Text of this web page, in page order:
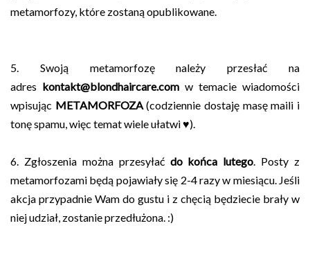
metamorfozy, które zostaną opublikowane.
5. Swoją metamorfozę należy przesłać na
adres kontakt@blondhaircare.com w temacie wiadomości
wpisując METAMORFOZA(codziennie dostaję masę maili i
tonę spamu, więc temat wiele ułatwi ♥).
6. Zgłoszenia można przesyłać do końca lutego. Posty z
metamorfozami będą pojawiały się 2-4 razy w miesiącu. Jeśli
akcja przypadnie Wam do gustu i z chęcią będziecie brały w
niej udział, zostanie przedłużona. :)